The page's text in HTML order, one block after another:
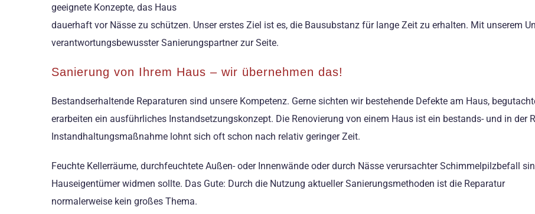
geeignete Konzepte, das Haus
dauerhaft vor Nässe zu schützen. Unser erstes Ziel ist es, die Bausubstanz für lange Zeit zu erhalten. Mit unserem
verantwortungsbewusster Sanierungspartner zur Seite.
Sanierung von Ihrem Haus – wir übernehmen das!
Bestandserhaltende Reparaturen sind unsere Kompetenz. Gerne sichten wir bestehende Defekte am Haus,
erarbeiten ein ausführliches Instandsetzungskonzept. Die Renovierung von einem Haus ist ein bestands- und in der
Instandhaltungsmaßnahme lohnt sich oft schon nach relativ geringer Zeit.
Feuchte Kellerräume, durchfeuchtete Außen- oder Innenwände oder durch Nässe verursachter Schimmelpilzbefall
Hauseigentümer widmen sollte. Das Gute: Durch die Nutzung aktueller Sanierungsmethoden ist die Reparatur
normalerweise kein großes Thema.